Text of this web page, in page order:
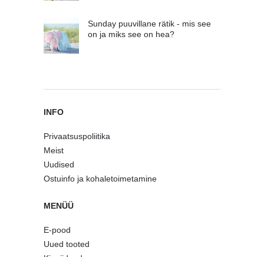
Sunday puuvillane rätik - mis see
on ja miks see on hea?
INFO
Privaatsuspoliitika
Meist
Uudised
Ostuinfo ja kohaletoimetamine
MENÜÜ
E-pood
Uued tooted